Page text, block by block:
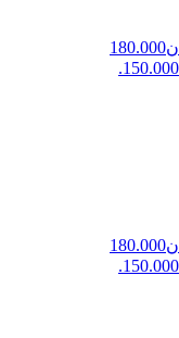
قیمت اصلی: تومان180.000
قیمت اصلی: تومان180.000